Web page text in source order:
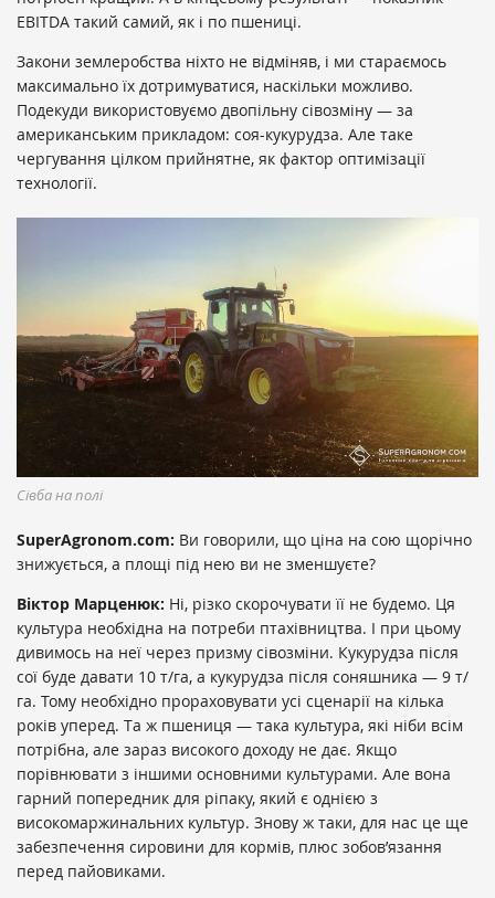
EBITDA такий самий, як і по пшениці.
Закони землеробства ніхто не відміняв, і ми стараємось
максимально їх дотримуватися, наскільки можливо.
Подекуди використовуємо двопільну сівозміну — за
американським прикладом: соя-кукурудза. Але таке
чергування цілком прийнятне, як фактор оптимізації
технології.
Сівба на полі
SuperAgronom.com: Ви говорили, що ціна на сою щорічно
знижується, а площі під нею ви не зменшуєте?
Віктор Марценюк: Ні, різко скорочувати її не будемо. Ця
культура необхідна на потреби птахівництва. І при цьому
дивимось на неї через призму сівозміни. Кукурудза після
сої буде давати 10 т/га, а кукурудза після соняшника — 9 т/
га. Тому необхідно прораховувати усі сценарії на кілька
років уперед. Та ж пшениця — така культура, які ніби всім
потрібна, але зараз високого доходу не дає. Якщо
порівнювати з іншими основними культурами. Але вона
гарний попередник для ріпаку, який є однією з
високомаржинальних культур. Знову ж таки, для нас це ще
забезпечення сировини для кормів, плюс зобов’язання
перед пайовиками.